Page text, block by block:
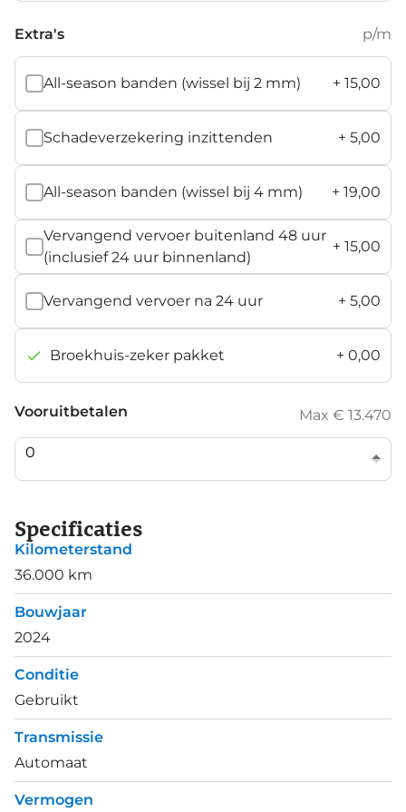
Extra's p/m
All-season banden (wissel bij 2 mm) + 15,00
Schadeverzekering inzittenden + 5,00
All-season banden (wissel bij 4 mm) + 19,00
Vervangend vervoer buitenland 48 uur
(inclusief 24 uur binnenland)
+ 15,00
Vervangend vervoer na 24 uur + 5,00
Broekhuis-zeker pakket + 0,00
Vooruitbetalen Max € 13.470
Specificaties
Kilometerstand
36.000 km
Bouwjaar
2024
Conditie
Gebruikt
Transmissie
Automaat
Vermogen